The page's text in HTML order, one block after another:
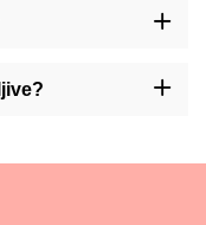
informacij.